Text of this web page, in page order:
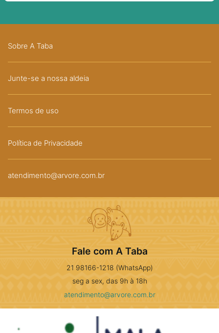
Sobre A Taba
Junte-se a nossa aldeia
Termos de uso
Política de Privacidade
atendimento@arvore.com.br
Fale com A Taba
21 98166-1218 (WhatsApp)
seg a sex, das 9h à 18h
atendimento@arvore.com.br